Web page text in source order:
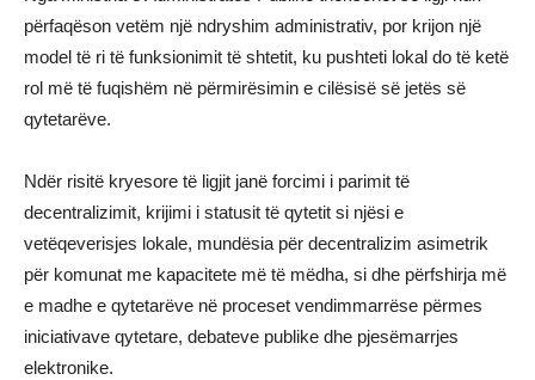
përfaqëson vetëm një ndryshim administrativ, por krijon një
model të ri të funksionimit të shtetit, ku pushteti lokal do të ketë
rol më të fuqishëm në përmirësimin e cilësisë së jetës së
qytetarëve.
Ndër risitë kryesore të ligjit janë forcimi i parimit të
decentralizimit, krijimi i statusit të qytetit si njësi e
vetëqeverisjes lokale, mundësia për decentralizim asimetrik
për komunat me kapacitete më të mëdha, si dhe përfshirja më
e madhe e qytetarëve në proceset vendimmarrëse përmes
iniciativave qytetare, debateve publike dhe pjesëmarrjes
elektronike.